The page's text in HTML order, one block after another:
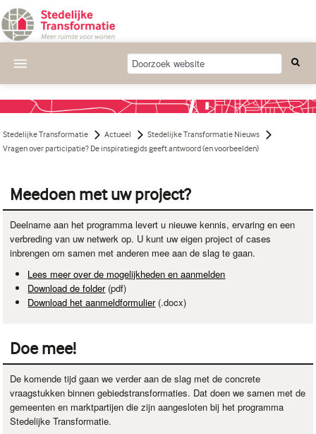
Deelnemende projecten
Bijeenkomsten
Publicaties
Nieuwsbrief
Over ons
Stedelijke Transformatie Actueel
Stedelijke Transformatie Nieuws
Vragen over participatie? De inspiratiegids geeft antwoord (en voorbeelden)
Meedoen met uw project?
Deelname aan het programma levert u nieuwe kennis, ervaring en een
verbreding van uw netwerk op. U kunt uw eigen project of cases
inbrengen om samen met anderen mee aan de slag te gaan.
Lees meer over de mogelijkheden en aanmelden
Download de folder(pdf)
Download het aanmeldformulier(.docx)
Doe mee!
De komende tijd gaan we verder aan de slag met de concrete
vraagstukken binnen gebiedstransformaties. Dat doen we samen met de
gemeenten en marktpartijen die zijn aangesloten bij het programma
Stedelijke Transformatie.